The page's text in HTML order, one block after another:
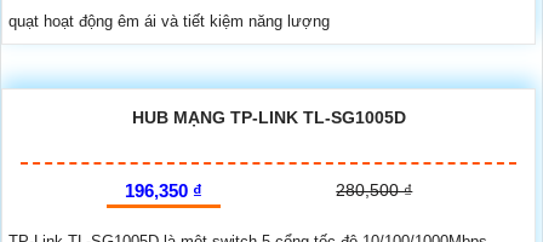
quạt hoạt động êm ái và tiết kiệm năng lượng
HUB MẠNG TP-LINK TL-SG1005D
196,350 ₫ 280,500 ₫